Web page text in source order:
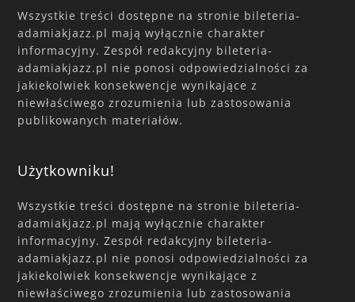
Wszystkie treści dostępne na stronie bileteria-
adamiakjazz.pl mają wyłącznie charakter
informacyjny. Zespół redakcyjny bileteria-
adamiakjazz.pl nie ponosi odpowiedzialności za
jakiekolwiek konsekwencje wynikające z
niewłaściwego zrozumienia lub zastosowania
publikowanych materiałów.
Użytkowniku!
Wszystkie treści dostępne na stronie bileteria-
adamiakjazz.pl mają wyłącznie charakter
informacyjny. Zespół redakcyjny bileteria-
adamiakjazz.pl nie ponosi odpowiedzialności za
jakiekolwiek konsekwencje wynikające z
niewłaściwego zrozumienia lub zastosowania